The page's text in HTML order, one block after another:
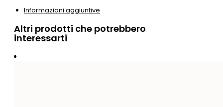
Informazioni aggiuntive
Altri prodotti che potrebbero
interessarti